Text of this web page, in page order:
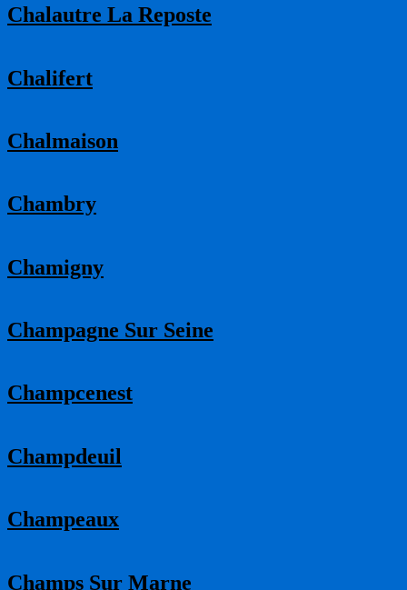
Chalautre La Reposte
Chalifert
Chalmaison
Chambry
Chamigny
Champagne Sur Seine
Champcenest
Champdeuil
Champeaux
Champs Sur Marne